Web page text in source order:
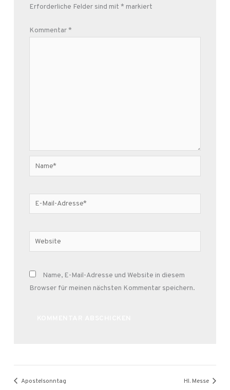
Erforderliche Felder sind mit * markiert
Kommentar*
Name*
E-
Mail-
Website
Name, E-Mail-Adresse und Website in diesem
Browser für meinen nächsten Kommentar speichern.
Apostelsonntag Hl. Messe